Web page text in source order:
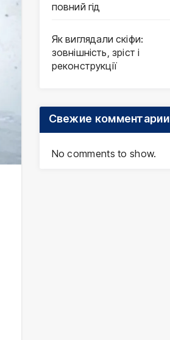
повний гід
Як виглядали скіфи:
зовнішність, зріст і
реконструкції
Свежие комментарии
No comments to show.